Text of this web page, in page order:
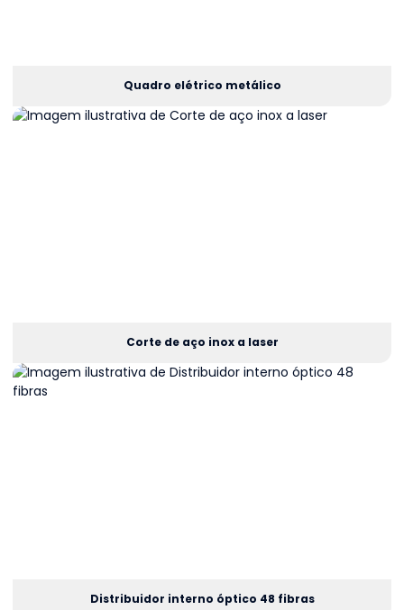
Quadro elétrico metálico
Corte de aço inox a laser
Distribuidor interno óptico 48 fibras